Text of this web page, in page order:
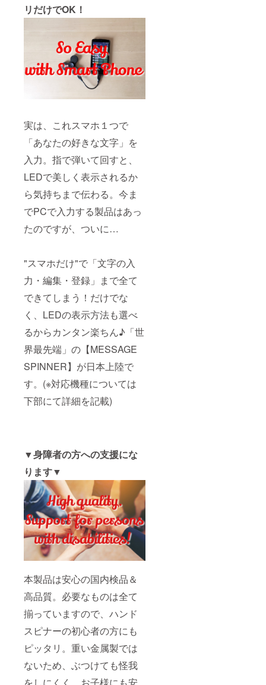
リだけでOK！
実は、これスマホ１つで
「あなたの好きな文字」を
入力。指で弾いて回すと、
LEDで美しく表示されるか
ら気持ちまで伝わる。今ま
でPCで入力する製品はあっ
たのですが、ついに…
"スマホだけ"で「文字の入
力・編集・登録」まで全て
できてしまう！だけでな
く、LEDの表示方法も選べ
るからカンタン楽ちん♪「世
界最先端」の【MESSAGE
SPINNER】が日本上陸で
す。(※対応機種については
下部にて詳細を記載)
▼身障者の方への支援にな
ります▼
本製品は安心の国内検品＆
高品質。必要なものは全て
揃っていますので、ハンド
スピナーの初心者の方にも
ピッタリ。重い金属製では
ないため、ぶつけても怪我